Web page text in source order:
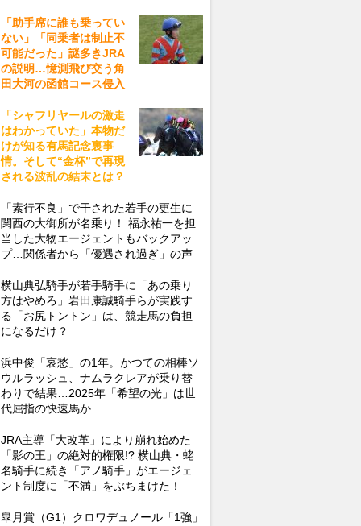
「助手席に誰も乗ってい
ない」「同乗者は制止不
可能だった」謎多きJRA
の説明…憶測飛び交う角
田大河の函館コース侵入
「シャフリヤールの激走
はわかっていた」本物だ
けが知る有馬記念裏事
情。そして“金杯”で再現
される波乱の結末とは？
「素行不良」で干された若手の更生に
関西の大御所が名乗り！ 福永祐一を担
当した大物エージェントもバックアッ
プ…関係者から「優遇され過ぎ」の声
横山典弘騎手が若手騎手に「あの乗り
方はやめろ」岩田康誠騎手らが実践す
る「お尻トントン」は、競走馬の負担
になるだけ？
浜中俊「哀愁」の1年。かつての相棒ソ
ウルラッシュ、ナムラクレアが乗り替
わりで結果…2025年「希望の光」は世
代屈指の快速馬か
JRA主導「大改革」により崩れ始めた
「影の王」の絶対的権限!? 横山典・蛯
名騎手に続き「アノ騎手」がエージェ
ント制度に「不満」をぶちまけた！
皐月賞（G1）クロワデュノール「1強」